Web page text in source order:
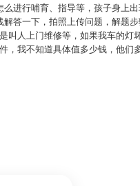
进行哺育、指导等，孩子身上
答一下，拍照上传问题，解题
人上门维修等，如果我车的灯
，我不知道具体值多少钱，他们